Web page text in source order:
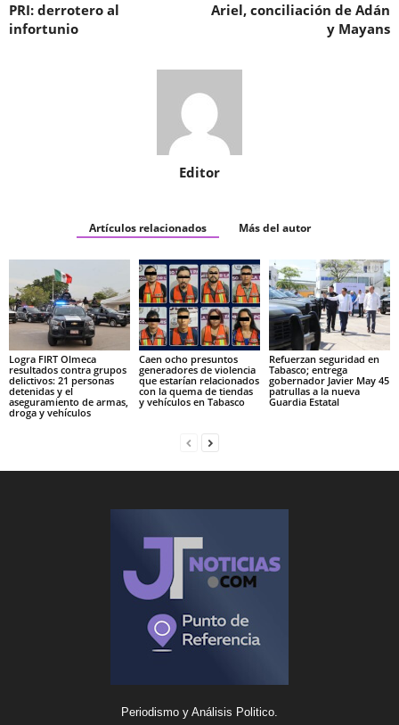
PRI: derrotero al
infortunio
Ariel, conciliación de Adán
y Mayans
Editor
Artículos relacionados Más del autor
Logra FIRT Olmeca
resultados contra grupos
delictivos: 21 personas
detenidas y el
aseguramiento de armas,
droga y vehículos
Caen ocho presuntos
generadores de violencia
que estarían relacionados
con la quema de tiendas
y vehículos en Tabasco
Refuerzan seguridad en
Tabasco; entrega
gobernador Javier May 45
patrullas a la nueva
Guardia Estatal
Periodismo y Análisis Politico.